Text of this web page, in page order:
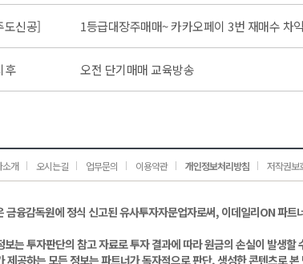
도신공] 1등급대장주매매~ 카카오페이 3번 재매수 차
후 오전 단기매매 교육방송
개 오시는길 업무문의 이용약관 개인정보처리방침 저작권보
금융감독원에 정식 신고된 유사투자자문업자로써, 이데일리ON 파
는 투자판단의 참고 자료로 투자 결과에 따라 원금의 손실이 발생
제공하는 모든 정보는 파트너가 독자적으로 판단, 생성한 콘텐츠로